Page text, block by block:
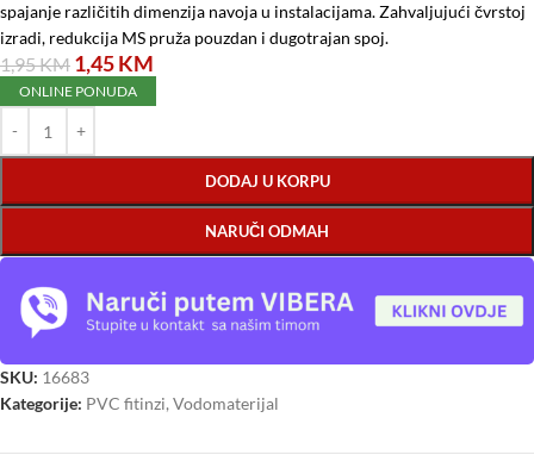
spajanje različitih dimenzija navoja u instalacijama. Zahvaljujući čvrstoj
izradi, redukcija MS pruža pouzdan i dugotrajan spoj.
1,95KM 1,45KM
ONLINE PONUDA
DODAJ U KORPU
NARUČI ODMAH
SKU: 16683
Kategorije: PVC fitinzi, Vodomaterijal